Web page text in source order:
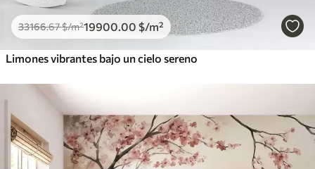
33166.67$/m²19900.00 $/m²
Limones vibrantes bajo un cielo sereno